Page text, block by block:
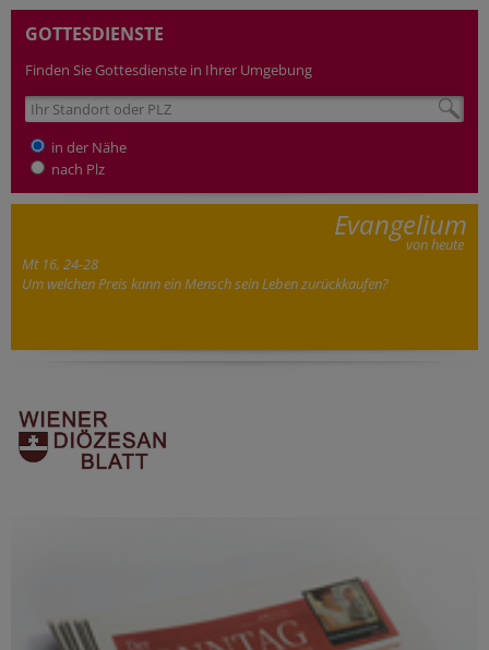
GOTTESDIENSTE
Finden Sie Gottesdienste in Ihrer Umgebung
in der Nähe
nach Plz
Evangelium
von heute
Mt 16, 24-28
Um welchen Preis kann ein Mensch sein Leben zurückkaufen?